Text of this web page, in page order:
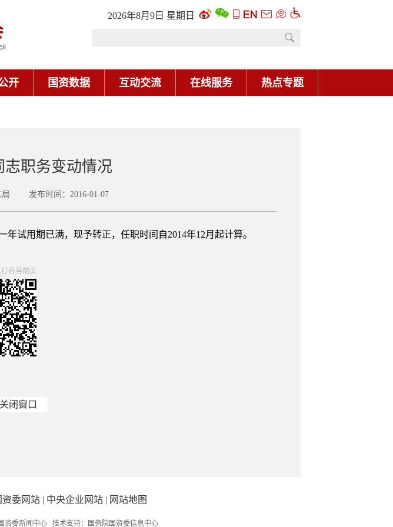
2026年8月9日 星期日
开 国资数据 互动交流 在线服务 热点专题
志职务变动情况
局 发布时间：2016-01-07
用期已满，现予转正，任职时间自2014年12月起计算。
开当前页
关闭窗口